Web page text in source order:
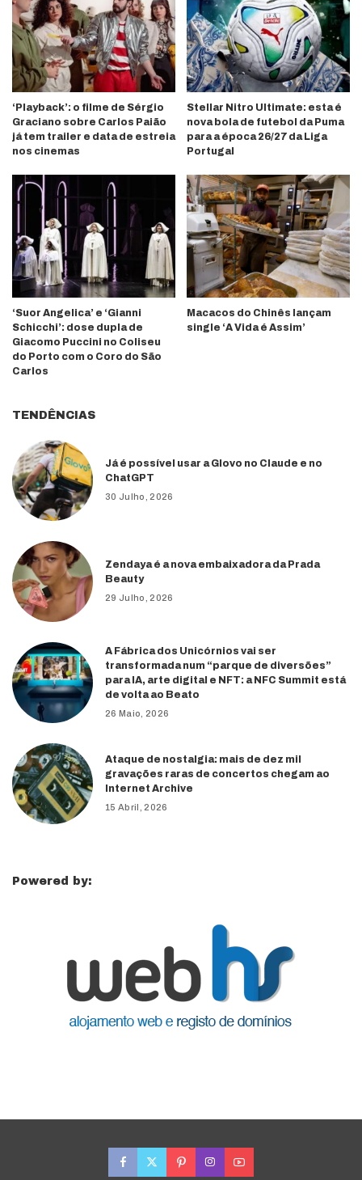
‘Playback’: o filme de Sérgio
Graciano sobre Carlos Paião
já tem trailer e data de estreia
nos cinemas
Stellar Nitro Ultimate: esta é
nova bola de futebol da Puma
para a época 26/27 da Liga
Portugal
‘Suor Angelica’ e ‘Gianni
Schicchi’: dose dupla de
Giacomo Puccini no Coliseu
do Porto com o Coro do São
Carlos
Macacos do Chinês lançam
single ‘A Vida é Assim’
TENDÊNCIAS
Já é possível usar a Glovo no Claude e no
ChatGPT
30 Julho, 2026
Zendaya é a nova embaixadora da Prada
Beauty
29 Julho, 2026
A Fábrica dos Unicórnios vai ser
transformada num “parque de diversões”
para IA, arte digital e NFT: a NFC Summit está
de volta ao Beato
26 Maio, 2026
Ataque de nostalgia: mais de dez mil
gravações raras de concertos chegam ao
Internet Archive
15 Abril, 2026
Powered by: